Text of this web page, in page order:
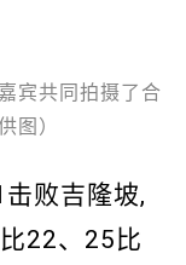
宾共同拍摄了合
图）
败吉隆坡,
22、25比